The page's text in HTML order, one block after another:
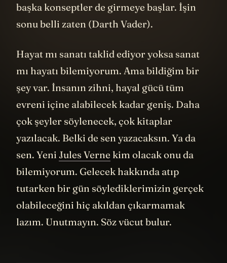
başka konseptler de girmeye başlar. İşin
sonu belli zaten (Darth Vader).
Hayat mı sanatı taklid ediyor yoksa sanat
mı hayatı bilemiyorum. Ama bildiğim bir
şey var. İnsanın zihni, hayal gücü tüm
evreni içine alabilecek kadar geniş. Daha
çok şeyler söylenecek, çok kitaplar
yazılacak. Belki de sen yazacaksın. Ya da
sen. Yeni Jules Verne kim olacak onu da
bilemiyorum. Gelecek hakkında atıp
tutarken bir gün söylediklerimizin gerçek
olabileceğini hiç akıldan çıkarmamak
lazım. Unutmayın. Söz vücut bulur.